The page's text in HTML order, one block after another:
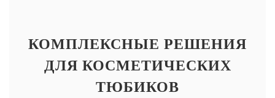
КОМПЛЕКСНЫЕ РЕШЕНИЯ
ДЛЯ КОСМЕТИЧЕСКИХ
ТЮБИКОВ